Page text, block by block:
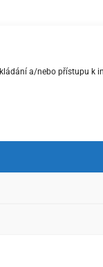
a/nebo přístupu